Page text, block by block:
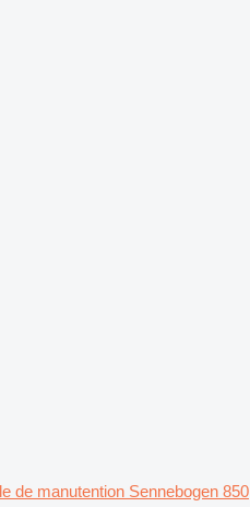
de manutention Sennebogen 850